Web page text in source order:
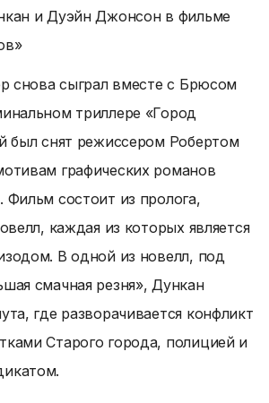
и Дуэйн Джонсон в фильме
снова сыграл вместе с Брюсом
триллере «Город
был снят режиссером Робертом
графических романов
состоит из пролога,
каждая из которых является
В одной из новелл, под
смачная резня», Дункан
где разворачивается конфликт
Старого города, полицией и